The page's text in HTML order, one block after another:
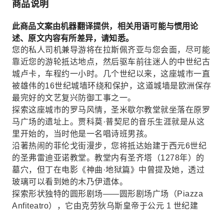
商品说明
此商品文案由机器翻译提供，相关用语可能与惯用论
述、原文内容有所差异，请知悉。
您的私人司机兼导游将在拉斯佩齐亚与您会面，尽可能
靠近您的游轮抵达地点，然后驱车前往迷人的中世纪古
城卢卡，车程约一小时。几个世纪以来，这座城市一直
被雄伟的16世纪城墙环绕和保护，这道城墙是欧洲保存
最完好的文艺复兴防御工事之一。
探索这座城市的罗马风情，圣米歇尔教堂就坐落在原罗
马广场的遗址上。贾科莫·普契尼的音乐生涯就是从这
里开始的，当时他是一名唱诗班男孩。
沿著热闹的菲伦戈街漫步，您将抵达始建于西元6世纪
的圣弗雷迪亚诺教堂。教堂内有圣齐塔（1278年）的
墓穴，但丁在电影《神曲·地狱篇》中曾提及她，透过
玻璃可以看到她的木乃伊遗体。
探索形状独特的圆形剧场——圆形剧场广场（Piazza
Anfiteatro），它由克劳狄乌斯皇帝于公元 1 世纪建